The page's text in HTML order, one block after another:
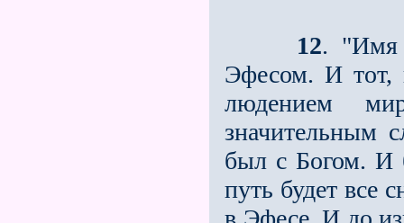
12. "Имя
Эфесом. И тот,
людением
значительным
был с Богом. И
путь будет все